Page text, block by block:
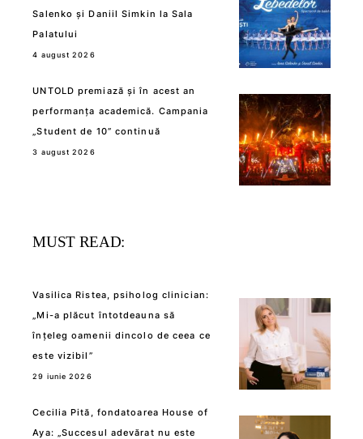
Salenko și Daniil Simkin la Sala
Palatului
4 august 2026
UNTOLD premiază și în acest an
performanța academică. Campania
„Student de 10” continuă
3 august 2026
MUST READ:
Vasilica Ristea, psiholog clinician:
„Mi-a plăcut întotdeauna să
înțeleg oamenii dincolo de ceea ce
este vizibil”
29 iunie 2026
Cecilia Pită, fondatoarea House of
Aya: „Succesul adevărat nu este